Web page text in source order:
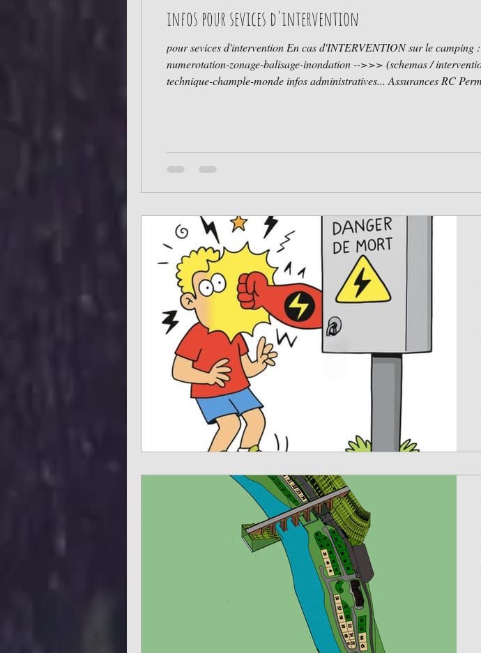
infos pour sevices d'intervention
pour sevices d'intervention En cas d'INTERVENTION sur le camping : Qui appeler ? Où aller ? https://www.lesroulottes.be/post/plan-s-
numerotation-zonage-balisage-inondation -->>> (schemas / intervention instalation electrique) https://www.lesroulottes.be/post/plan-
technique-chample-monde infos administratives... Assurances RC Permis environnement 2007 Cession permis 2018 Control extincteur